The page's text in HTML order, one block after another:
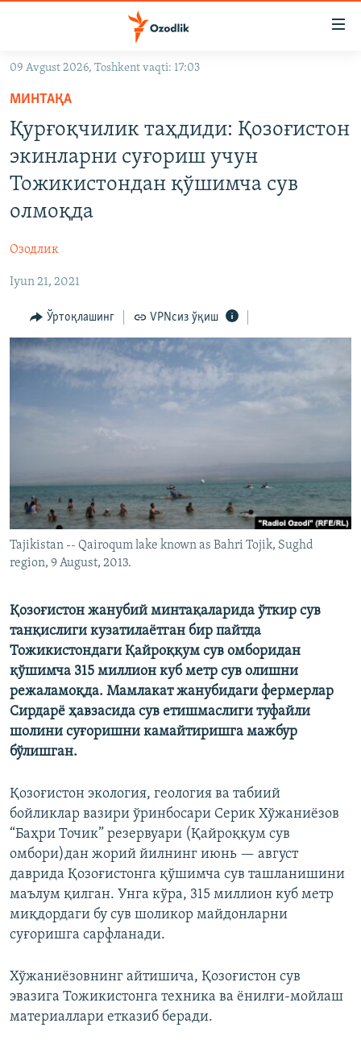
Асосий
навигацияга
ўтинг
Қидиришга
ўтинг
OZODARXIV
На русском
Озодлик бошқа тилларда
09 Avgust 2026, Toshkent vaqti: 17:03
МИНТАҚА
Қурғоқчилик таҳдиди: Қозоғистон
экинларни суғориш учун
Тожикистондан қўшимча сув
олмоқда
Озодлик
Iyun 21, 2021
Ўртоқлашинг VPNсиз ўқиш
Tajikistan -- Qairoqum lake known as Bahri Tojik, Sughd
region, 9 August, 2013.
Қозоғистон жанубий минтақаларида ўткир сув
танқислиги кузатилаётган бир пайтда
Тожикистондаги Қайроққум сув омборидан
қўшимча 315 миллион куб метр сув олишни
режаламоқда. Мамлакат жанубидаги фермерлар
Сирдарё ҳавзасида сув етишмаслиги туфайли
шолини суғоришни камайтиришга мажбур
бўлишган.
Қозоғистон экология, геология ва табиий
бойликлар вазири ўринбосари Серик Хўжаниёзов
“Баҳри Точик” резервуари (Қайроққум сув
омбори)дан жорий йилнинг июнь — август
даврида Қозоғистонга қўшимча сув ташланишини
маълум қилган. Унга кўра, 315 миллион куб метр
миқдордаги бу сув шоликор майдонларни
суғоришга сарфланади.
Хўжаниёзовнинг айтишича, Қозоғистон сув
эвазига Тожикистонга техника ва ёнилғи-мойлаш
материаллари етказиб беради.